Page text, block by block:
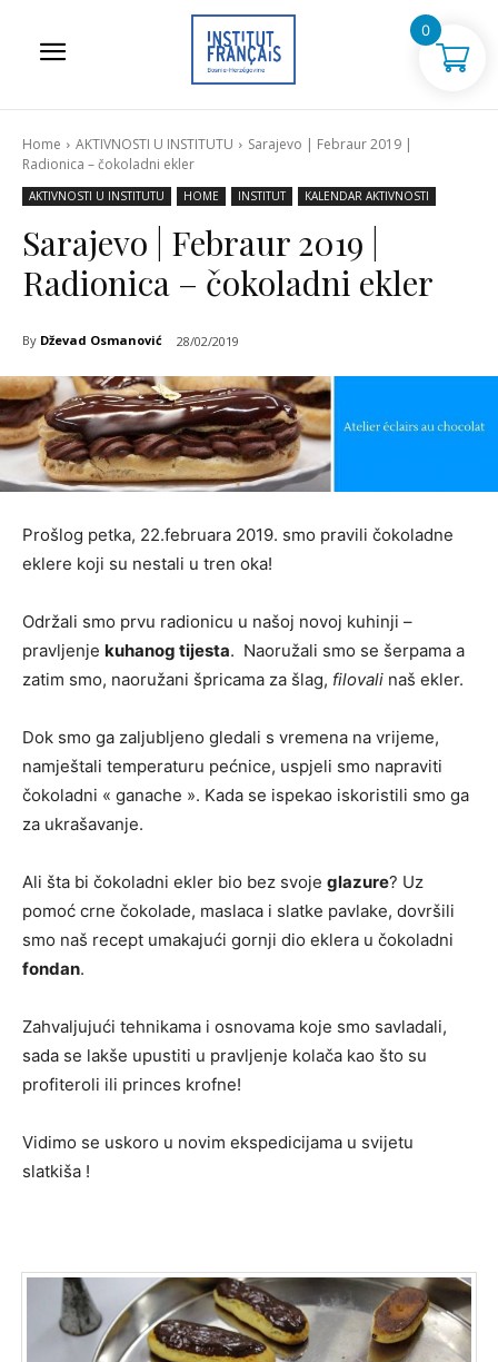
Home AKTIVNOSTI U INSTITUTU
Sarajevo | Febraur 2019 |
Radionica – čokoladni ekler
AKTIVNOSTI U INSTITUTU HOME INSTITUT KALENDAR AKTIVNOSTI
Sarajevo | Febraur 2019 |
Radionica – čokoladni ekler
By Dževad Osmanović 28/02/2019
Prošlog petka, 22.februara 2019. smo pravili čokoladne
eklere koji su nestali u tren oka!
Održali smo prvu radionicu u našoj novoj kuhinji –
pravljenje kuhanog tijesta. Naoružali smo se šerpama a
zatim smo, naoružani špricama za šlag, filovali naš ekler.
Dok smo ga zaljubljeno gledali s vremena na vrijeme,
namještali temperaturu pećnice, uspjeli smo napraviti
čokoladni « ganache ». Kada se ispekao iskoristili smo ga
za ukrašavanje.
Ali šta bi čokoladni ekler bio bez svoje glazure? Uz
pomoć crne čokolade, maslaca i slatke pavlake, dovršili
smo naš recept umakajući gornji dio eklera u čokoladni
fondan.
Zahvaljujući tehnikama i osnovama koje smo savladali,
sada se lakše upustiti u pravljenje kolača kao što su
profiteroli ili princes krofne!
Vidimo se uskoro u novim ekspedicijama u svijetu
slatkiša !
0